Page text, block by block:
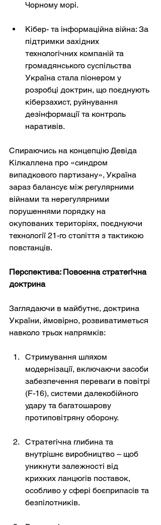
Чорному морі.
Кібер- та інформаційна війна: За
підтримки західних
технологічних компаній та
громадянського суспільства
Україна стала піонером у
розробці доктрин, що поєднують
кіберзахист, руйнування
дезінформації та контроль
наративів.
Спираючись на концепцію Девіда
Кілкаллена про «синдром
випадкового партизану», Україна
зараз балансує між регулярними
війнами та нерегулярними
порушеннями порядку на
окупованих територіях, поєднуючи
технології 21-го століття з тактикою
повстанців.
Перспектива: Повоєнна стратегічна
доктрина
Заглядаючи в майбутнє, доктрина
України, ймовірно, розвиватиметься
навколо трьох напрямків:
Стримування шляхом
модернізації, включаючи засоби
забезпечення переваги в повітрі
(F-16), системи далекобійного
удару та багатошарову
протиповітряну оборону.
Стратегічна глибина та
внутрішнє виробництво – щоб
уникнути залежності від
крихких ланцюгів поставок,
особливо у сфері боєприпасів та
безпілотників.